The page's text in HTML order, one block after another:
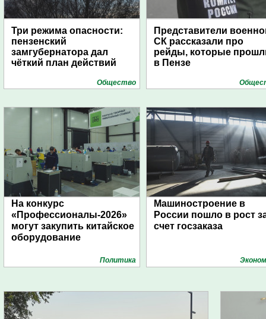
Три режима опасности:
пензенский
замгубернатора дал
чёткий план действий
Общество
Представители
СК рассказали про
рейды, которые
в Пензе
На конкурс
«Профессионалы-2026»
могут закупить китайское
оборудование
Политика
Машиностроение в
России пошло в рост
счет госзаказа